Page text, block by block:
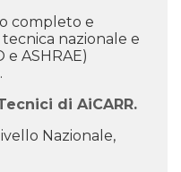
completo e
nazionale e
e ASHRAE)
di AiCARR.
Nazionale,